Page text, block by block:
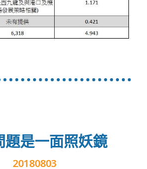
題是一面照妖鏡
20180803